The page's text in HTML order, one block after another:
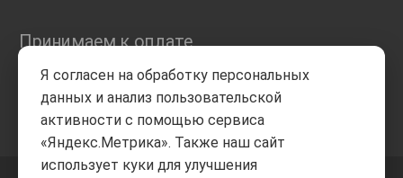
Принимаем к оплате
Я согласен на обработку персональных
данных и анализ пользовательской
активности с помощью сервиса
«Яндекс.Метрика». Также наш сайт
использует куки для улучшения